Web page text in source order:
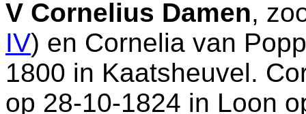
V Cornelius Damen,
IV) en Cornelia van
1800 in Kaatsheuvel.
op 28-10-1824 in Loon